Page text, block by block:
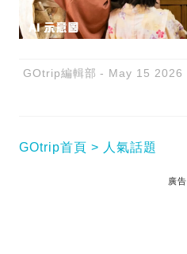
GOtrip編輯部 May 15 2026
GOtrip首頁 人氣話題
廣告